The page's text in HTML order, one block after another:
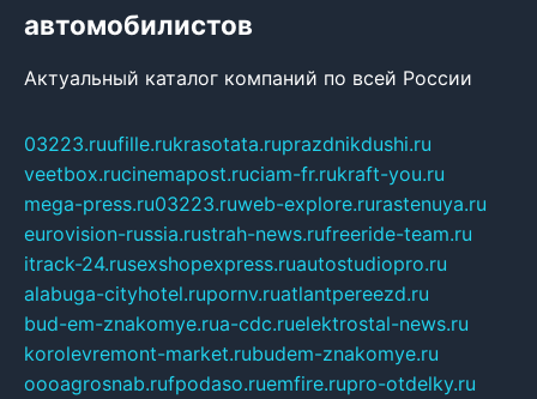
автомобилистов
Актуальный каталог компаний по всей России
03223.ruufille.rukrasotata.ruprazdnikdushi.ru
veetbox.rucinemapost.ruciam-fr.rukraft-you.ru
mega-press.ru03223.ruweb-explore.rurastenuya.ru
eurovision-russia.rustrah-news.rufreeride-team.ru
itrack-24.rusexshopexpress.ruautostudiopro.ru
alabuga-cityhotel.rupornv.ruatlantpereezd.ru
bud-em-znakomye.rua-cdc.ruelektrostal-news.ru
korolevremont-market.rubudem-znakomye.ru
oooagrosnab.rufpodaso.ruemfire.rupro-otdelky.ru